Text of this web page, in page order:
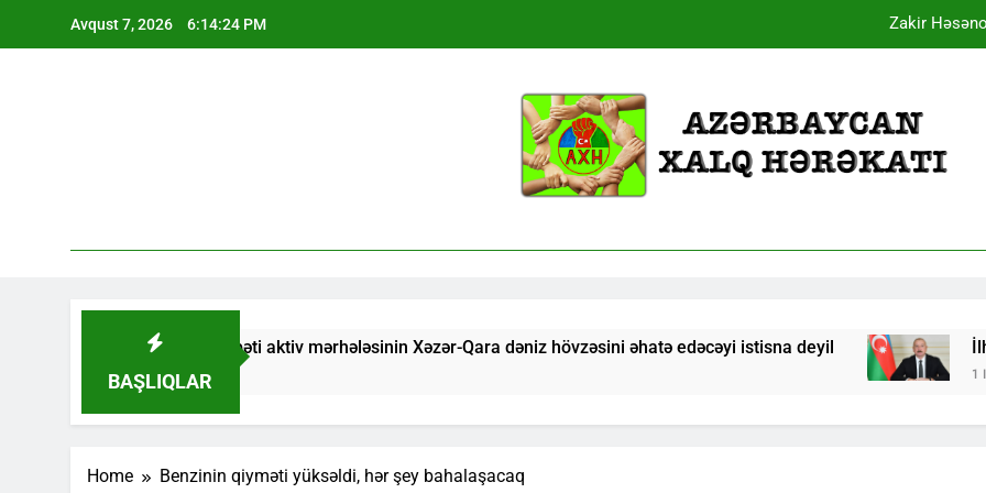
Avqust 7, 2026 6:14:25 PM Zakir
İlham
BAŞLIQLAR
mübarizənin növbəti aktiv mərhələsinin Xəzər-Qara dəniz hövzəsini əhatə edəcəyi istisna deyil İlham Əliyev
1 Il Ago
Home Benzinin qiyməti yüksəldi, hər şey bahalaşacaq